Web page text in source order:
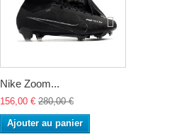
Nike Zoom...
156,00 € 280,00 €
Ajouter au panier